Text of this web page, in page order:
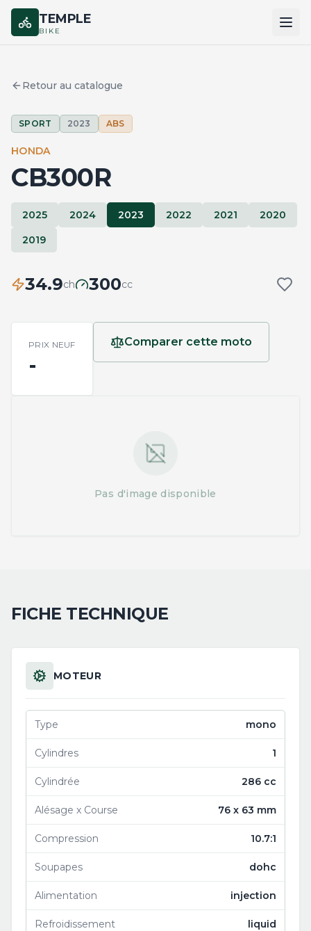
TEMPLE
BIKE
MARQUES
COMPARER
Retour au catalogue
SPORT 2023 ABS
HONDA
CB300R
2025 2024 2023 2022 2021
2020
2019
34.9ch 300cc
PRIX NEUF
-
Comparer cette moto
Pas d'image disponible
FICHE TECHNIQUE
MOTEUR
Type mono
Cylindres 1
Cylindrée 286 cc
Alésage x Course 76 x 63 mm
Compression 10.7:1
Soupapes dohc
Alimentation injection
Refroidissement liquid